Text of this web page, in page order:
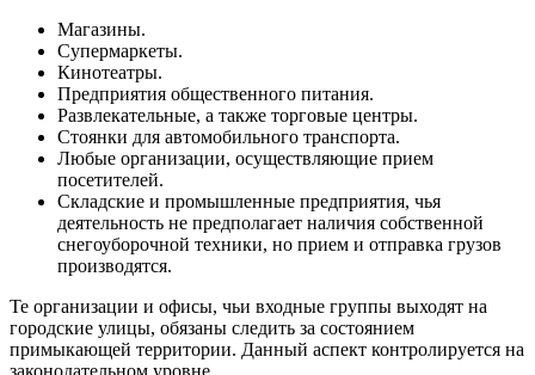
Магазины.
Супермаркеты.
Кинотеатры.
Предприятия общественного питания.
Развлекательные, а также торговые центры.
Стоянки для автомобильного транспорта.
Любые организации, осуществляющие прием
посетителей.
Складские и промышленные предприятия, чья
деятельность не предполагает наличия собственной
снегоуборочной техники, но прием и отправка грузов
производятся.
Те организации и офисы, чьи входные группы выходят на
городские улицы, обязаны следить за состоянием
примыкающей территории. Данный аспект контролируется на
законодательном уровне.